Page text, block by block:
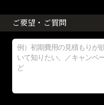
ご要望・ご質問